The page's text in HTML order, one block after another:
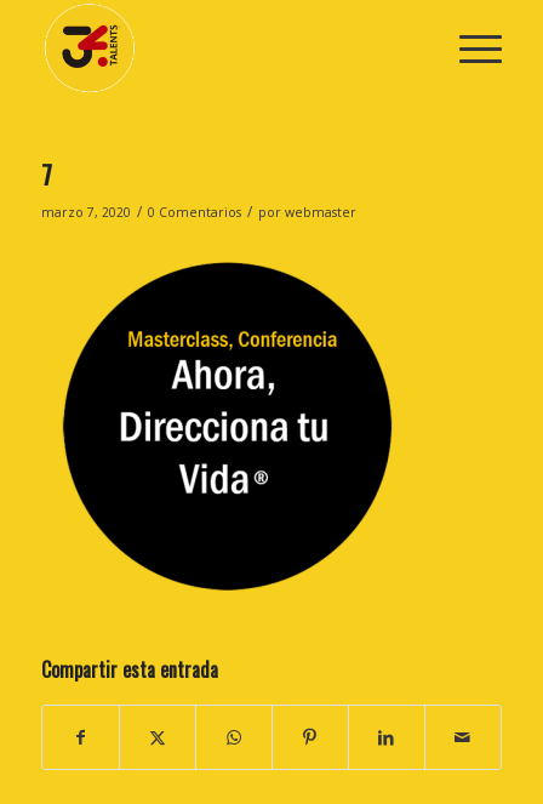
7
marzo 7, 2020 / 0 Comentarios / por webmaster
Compartir esta entrada